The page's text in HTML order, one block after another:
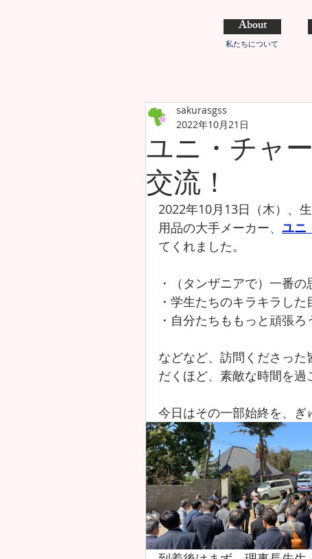
About
私たちについて
ユニ・チャ
交流！
sakurasgss
2022年10月21日
2022年10月13日（木）、
用品の大手メーカー、 ユニ
てくれました。
・（タンザニアで）一番の
・学生たちのキラキラした
・自分たちももっと頑張ろ
などなど、訪問くださっ
だくほど、素敵な時間を過
今日はその一部始終を、ぎ